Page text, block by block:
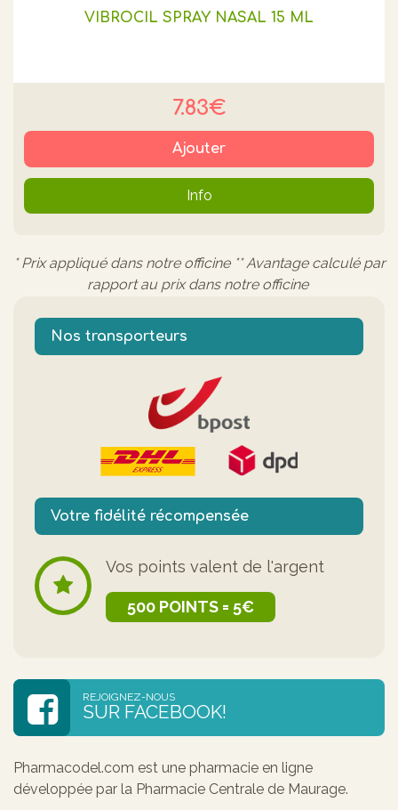
VIBROCIL SPRAY NASAL 15 ML
7.83€
Ajouter
Info
* Prix appliqué dans notre officine ** Avantage calculé par
rapport au prix dans notre officine
Nos transporteurs
Votre fidélité récompensée
Vos points valent de l'argent
500 POINTS = 5€
REJOIGNEZ-NOUS
SUR FACEBOOK!
Pharmacodel.com est une pharmacie en ligne
développée par la Pharmacie Centrale de Maurage.